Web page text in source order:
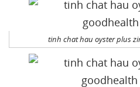
tinh chat hau oyster plus